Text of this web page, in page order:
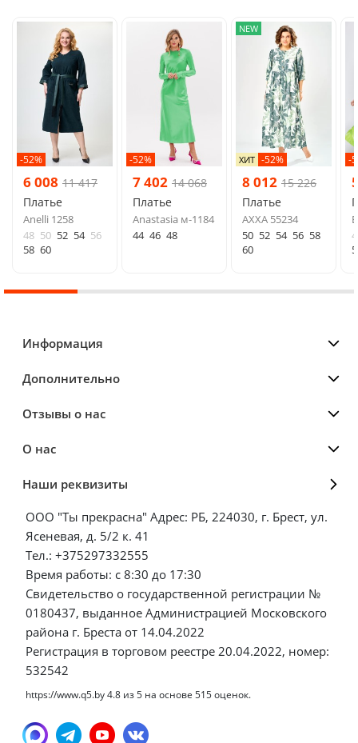
-52%
6 008 11 417
Платье
Anelli 1258
48 50 52 54 56
58 60
-52%
7 402 14 068
Платье
Anastasia м-1184
44 46 48
NEW
ХИТ -52%
8 012 15 226
Платье
AXXA 55234
50 52 54 56 58
60
-
Информация
Дополнительно
Отзывы о нас
О нас
Наши реквизиты
ООО "Ты прекрасна" Адрес: РБ, 224030, г. Брест, ул.
Ясеневая, д. 5/2 к. 41
Тел.: +375297332555
Время работы: с 8:30 до 17:30
Свидетельство о государственной регистрации №
0180437, выданное Администрацией Московского
района г. Бреста от 14.04.2022
Регистрация в торговом реестре 20.04.2022, номер:
532542
https://www.q5.by4.8 из5 на основе 515оценок.